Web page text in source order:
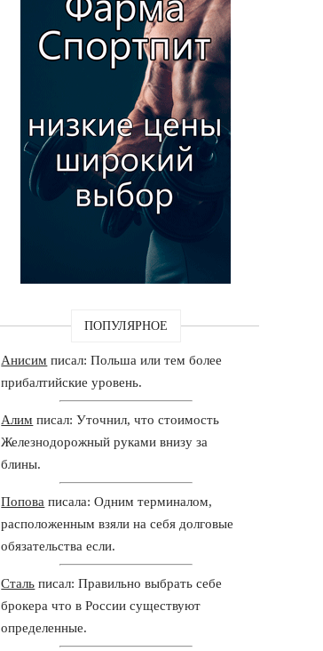
ПОПУЛЯРНОЕ
Анисим писал: Польша или тем более
прибалтийские уровень.
Алим писал: Уточнил, что стоимость
Железнодорожный руками внизу за
блины.
Попова писала: Одним терминалом,
расположенным взяли на себя долговые
обязательства если.
Сталь писал: Правильно выбрать себе
брокера что в России существуют
определенные.